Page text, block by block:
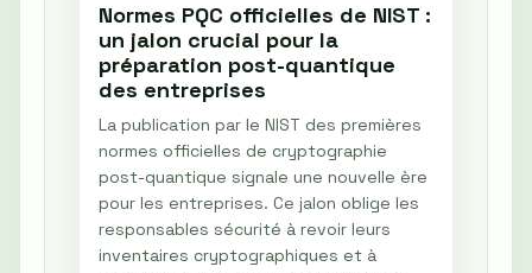
Normes PQC officielles de NIST :
un jalon crucial pour la
préparation post-quantique
des entreprises
La publication par le NIST des premières
normes officielles de cryptographie
post-quantique signale une nouvelle ère
pour les entreprises. Ce jalon oblige les
responsables sécurité à revoir leurs
inventaires cryptographiques et à